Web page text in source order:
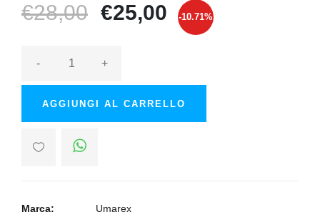
€28,00 €25,00 -10.71%
- +
AGGIUNGI AL CARRELLO
Marca: Umarex